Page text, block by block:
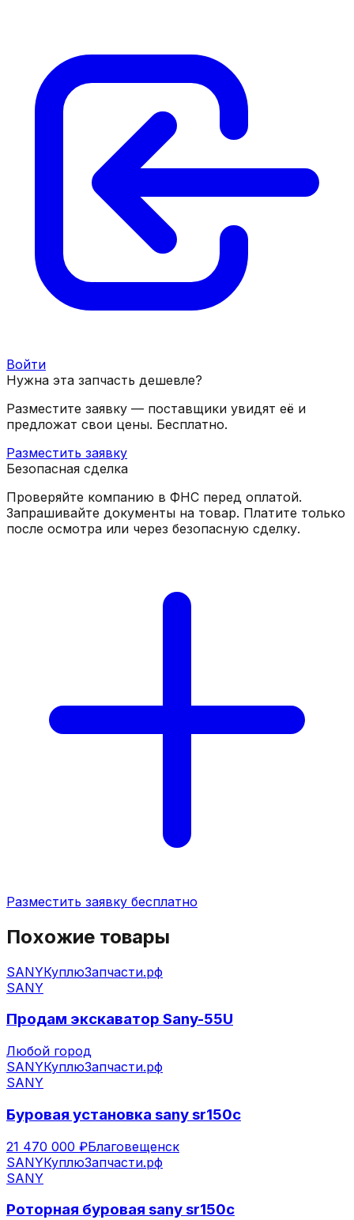
Войти
Нужна эта запчасть дешевле?
Разместите заявку — поставщики увидят её и
предложат свои цены. Бесплатно.
Разместить заявку
Безопасная сделка
Проверяйте компанию в ФНС перед оплатой.
Запрашивайте документы на товар. Платите только
после осмотра или через безопасную сделку.
Разместить заявку бесплатно
Похожие товары
SANYКуплюЗапчасти.рф
SANY
Продам экскаватор Sany-55U
Любой город
SANYКуплюЗапчасти.рф
SANY
Буровая установка sany sr150c
21 470 000 ₽Благовещенск
SANYКуплюЗапчасти.рф
SANY
Роторная буровая sany sr150c